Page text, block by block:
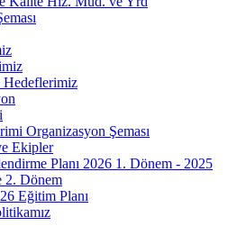
Hedeflerimiz
Organizasyon Şeması
Ekipler
Planı 2026 1. Dönem - 2025
2. Dönem
Eğitim Planı